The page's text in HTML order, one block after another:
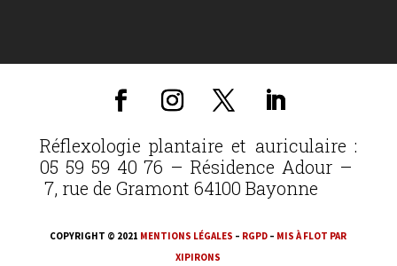
Réflexologie plantaire et auriculaire :
05 59 59 40 76 – Résidence Adour –
7, rue de Gramont 64100 Bayonne
COPYRIGHT © 2021 MENTIONS LÉGALES – RGPD – MIS À FLOT PAR
XIPIRONS